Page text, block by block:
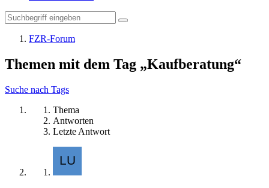
FZR-Forum
Themen mit dem Tag „Kaufberatung“
Suche nach Tags
Thema
Antworten
Letzte Antwort